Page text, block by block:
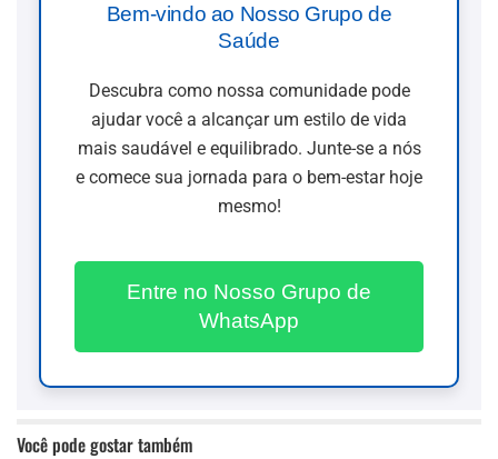
Bem-vindo ao Nosso Grupo de
Saúde
Descubra como nossa comunidade pode
ajudar você a alcançar um estilo de vida
mais saudável e equilibrado. Junte-se a nós
e comece sua jornada para o bem-estar hoje
mesmo!
Entre no Nosso Grupo de
WhatsApp
Você pode gostar também